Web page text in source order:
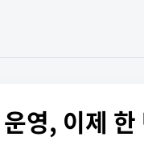
영, 이제 한